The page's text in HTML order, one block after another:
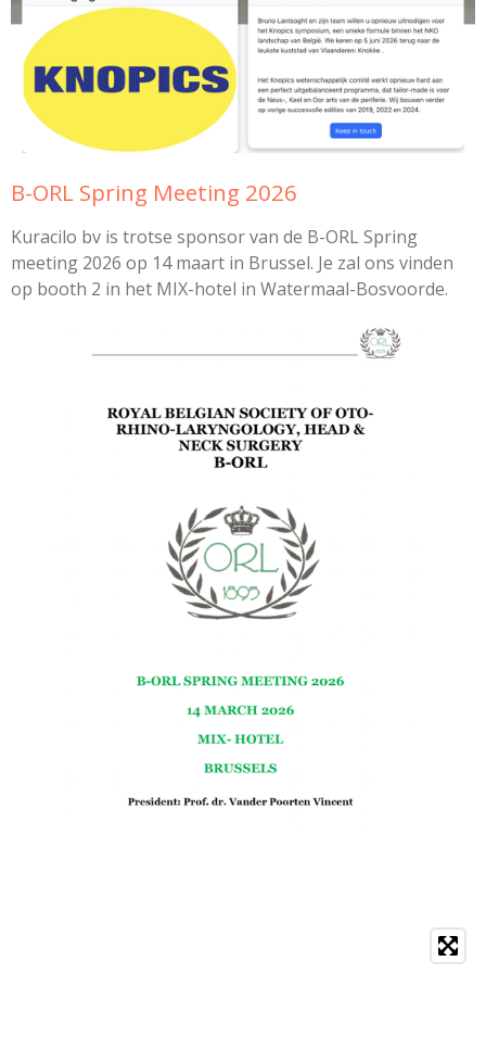
B-ORL Spring Meeting 2026
Kuracilo bv is trotse sponsor van de B-ORL Spring
meeting 2026 op 14 maart in Brussel. Je zal ons vinden
op booth 2 in het MIX-hotel in Watermaal-Bosvoorde.